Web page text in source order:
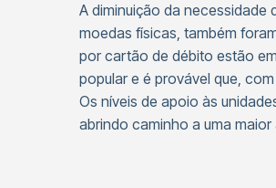
A diminuição da necessidade
moedas físicas, também
por cartão de débito estão
popular e é provável que,
Os níveis de apoio às
abrindo caminho a uma